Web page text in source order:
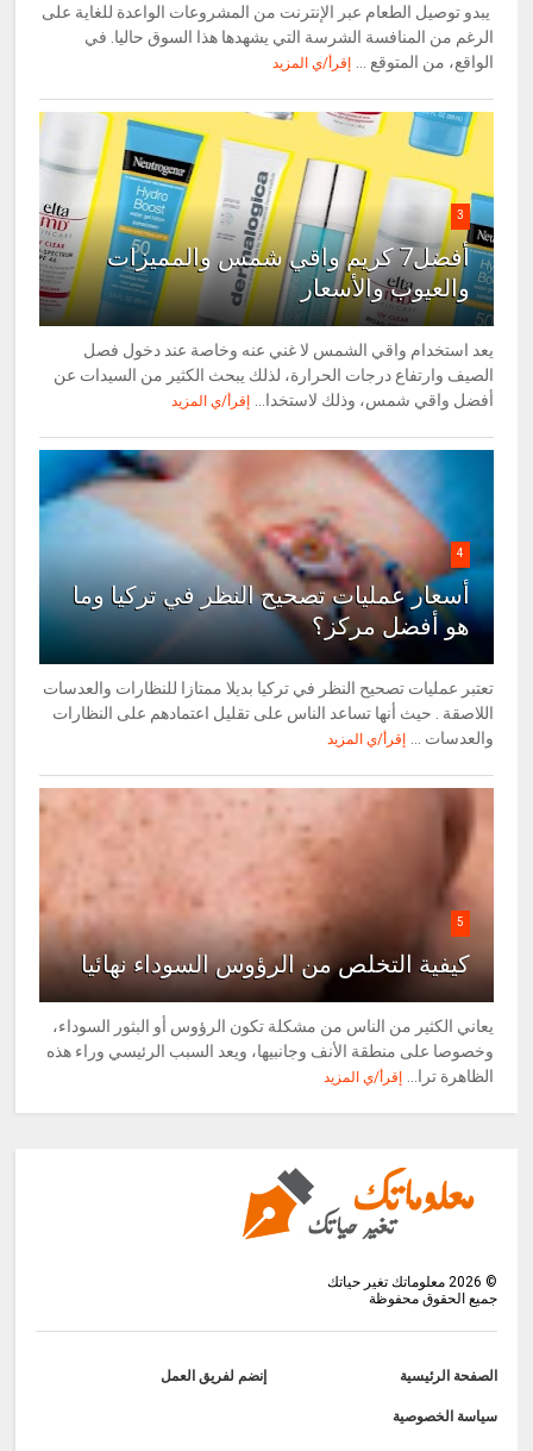
يبدو توصيل الطعام عبر الإنترنت من المشروعات الواعدة للغاية على
الرغم من المنافسة الشرسة التي يشهدها هذا السوق حاليا. في
الواقع، من المتوقع ...
إقرأ/ي المزيد
3
أفضل7 كريم واقي شمس والمميزات
والعيوب والأسعار
يعد استخدام واقي الشمس لا غني عنه وخاصة عند دخول فصل
الصيف وارتفاع درجات الحرارة، لذلك يبحث الكثير من السيدات عن
أفضل واقي شمس، وذلك لاستخدا...
إقرأ/ي المزيد
4
أسعار عمليات تصحيح النظر في تركيا وما
هو أفضل مركز؟
تعتبر عمليات تصحيح النظر في تركيا بديلا ممتازا للنظارات والعدسات
اللاصقة . حيث أنها تساعد الناس على تقليل اعتمادهم على النظارات
والعدسات ...
إقرأ/ي المزيد
5
كيفية التخلص من الرؤوس السوداء نهائيا
يعاني الكثير من الناس من مشكلة تكون الرؤوس أو البثور السوداء،
وخصوصا على منطقة الأنف وجانبيها، ويعد السبب الرئيسي وراء هذه
الظاهرة ترا...
إقرأ/ي المزيد
©
2026 معلوماتك تغير حياتك
جميع الحقوق محفوظة
الصفحة الرئيسية إنضم لفريق العمل
سياسة الخصوصية